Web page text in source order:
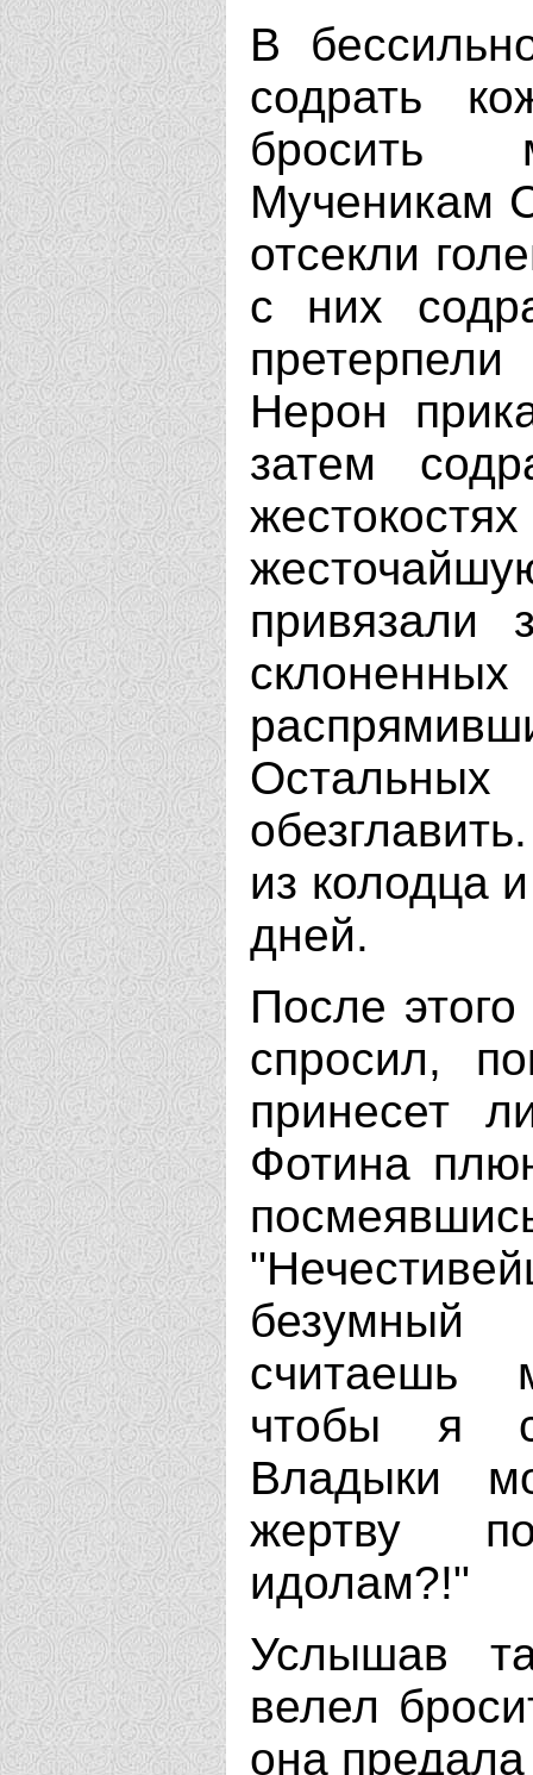
В
содрать
бросить
Мученикам
отсекли
с них
Нерон
затем
привязали
из колодца
дней.
После
спросил,
принесет
Фотина
считаешь
чтобы я
Владыки
жертву
идолам?!"
Услышав
велел
она